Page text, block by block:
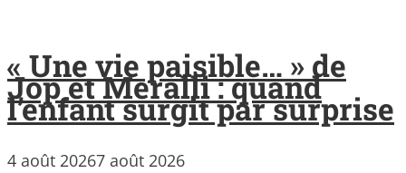
« Une vie paisible… » de
Jop et Meralli : quand
l’enfant surgit par surprise
4 août 20267 août 2026